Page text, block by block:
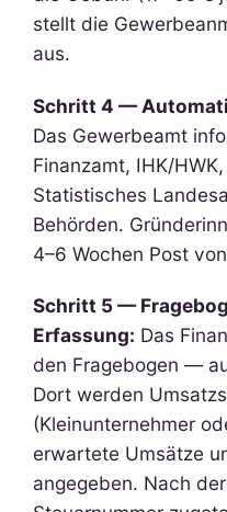
stellt die
aus.
Schritt 4 —
Das Gewerbeamt
Finanzamt, IHK/
Statistisches
Behörden.
4–6 Wochen Post
Schritt 5 —
Erfassung: Das
den Fragebogen —
Dort werden
(Kleinunternehmer
erwartete Umsätze
angegeben. Nach